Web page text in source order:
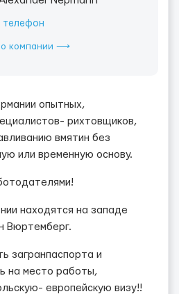
телефон
о компании ⟶
опытных,
рихтовщиков,
вмятин без
или временную основу.
находятся на западе
Вюртемберг.
загранпаспорта и
на место работы,
европейскую визу!!